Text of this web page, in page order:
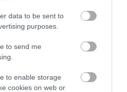
data to be sent to
purposes.
to send me
to enable storage
cookies on web or